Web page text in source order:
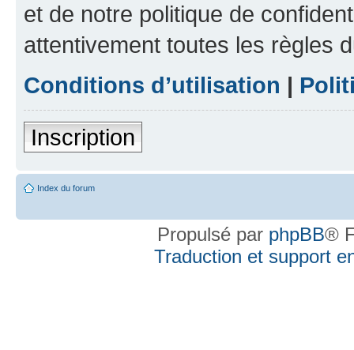
et de notre politique de
attentivement toutes les règles
Conditions d’utilisation |
Inscription
Index du forum
Propulsé par phpBB®
Traduction et support